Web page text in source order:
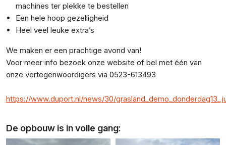
machines ter plekke te bestellen
Een hele hoop gezelligheid
Heel veel leuke extra’s
We maken er een prachtige avond van!
Voor meer info bezoek onze website of bel met één van
onze vertegenwoordigers via 0523-613493
https://www.duport.nl/news/30/
De opbouw is in volle gang: